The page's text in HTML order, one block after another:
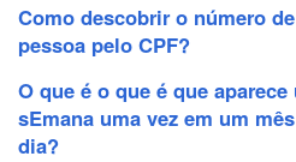
Como descobrir o número
pessoa pelo CPF?
O que é o que é que
sEmana uma vez em um
dia?